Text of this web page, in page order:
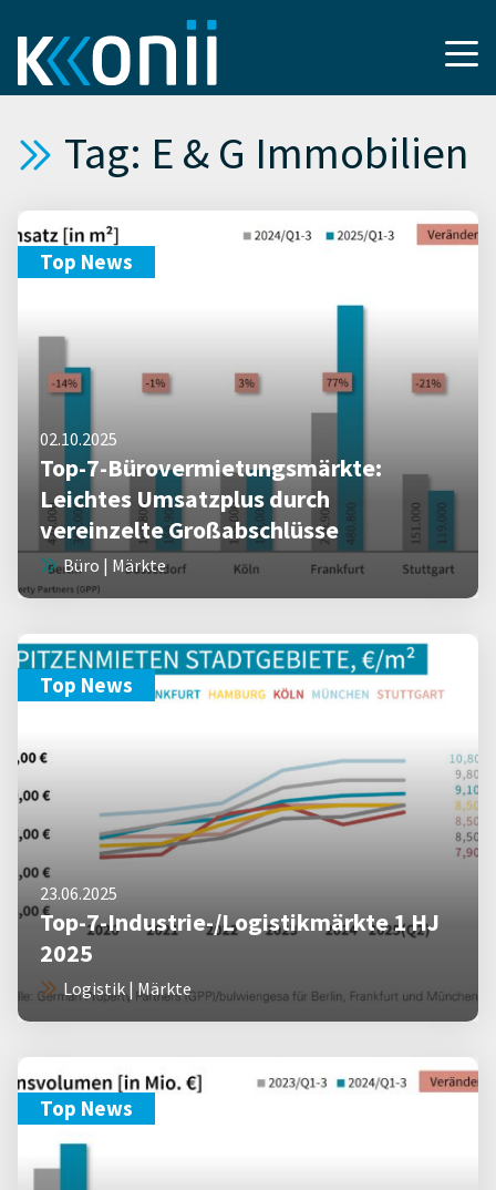
Tag: E & G Immobilien
Top News
02.10.2025
Top-7-Bürovermietungsmärkte:
Leichtes Umsatzplus durch
vereinzelte Großabschlüsse
Büro | Märkte
Top News
23.06.2025
Top-7-Industrie-/Logistikmärkte 1 HJ
2025
Logistik | Märkte
Top News